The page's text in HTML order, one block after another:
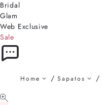
Bridal
Glam
Web Exclusive
Sale
Home Sapatos